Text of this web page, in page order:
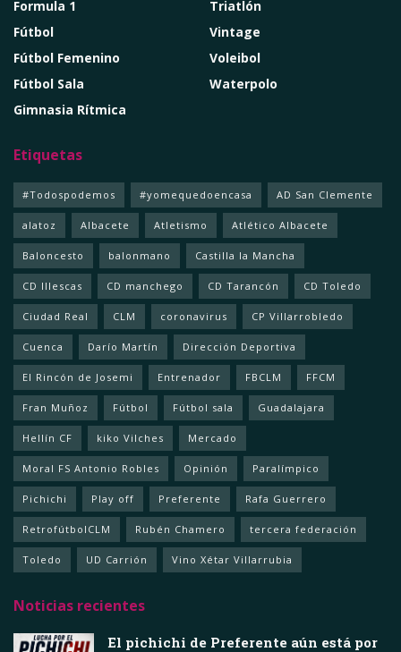
Formula 1
Fútbol
Fútbol Femenino
Fútbol Sala
Gimnasia Rítmica
Triatlón
Vintage
Voleibol
Waterpolo
Etiquetas
#Todospodemos #yomequedoencasa AD San Clemente
alatoz Albacete Atletismo Atlético Albacete
Baloncesto balonmano Castilla la Mancha
CD Illescas CD manchego CD Tarancón CD Toledo
Ciudad Real CLM coronavirus CP Villarrobledo
Cuenca Darío Martín Dirección Deportiva
El Rincón de Josemi Entrenador FBCLM FFCM
Fran Muñoz Fútbol Fútbol sala Guadalajara
Hellín CF kiko Vilches Mercado
Moral FS Antonio Robles Opinión Paralímpico
Pichichi Play off Preferente Rafa Guerrero
RetrofútbolCLM Rubén Chamero tercera federación
Toledo UD Carrión Vino Xétar Villarrubia
Noticias recientes
El pichichi de Preferente aún está por